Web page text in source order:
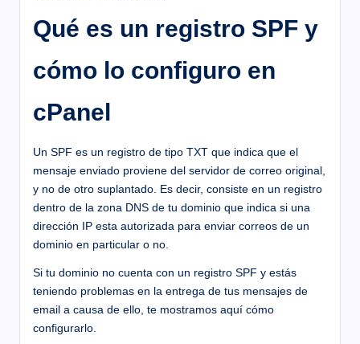
Qué es un registro SPF y
cómo lo configuro en
cPanel
Un SPF es un registro de tipo TXT que indica que el
mensaje enviado proviene del servidor de correo original,
y no de otro suplantado. Es decir, consiste en un registro
dentro de la zona DNS de tu dominio que indica si una
dirección IP esta autorizada para enviar correos de un
dominio en particular o no.
Si tu dominio no cuenta con un registro SPF y estás
teniendo problemas en la entrega de tus mensajes de
email a causa de ello, te mostramos aquí cómo
configurarlo.